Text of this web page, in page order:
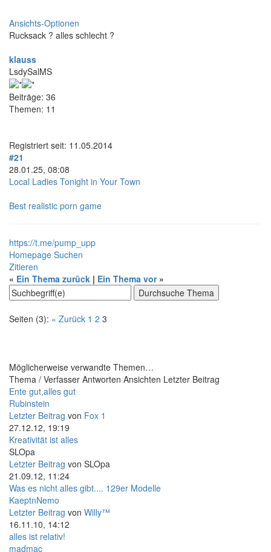
Ansichts-Optionen
Rucksack ? alles schlecht ?
klauss
LsdySalMS
Beiträge: 36
Themen: 11
Registriert seit: 11.05.2014
#21
28.01.25, 08:08
Local Ladies Tonight in Your Town
Best realistic porn game
https://t.me/pump_upp
Homepage Suchen
Zitieren
« Ein Thema zurück | Ein Thema vor»
Seiten (3): « Zurück 1 2 3
Möglicherweise verwandte Themen…
Thema / Verfasser Antworten Ansichten Letzter Beitrag
Ente gut,alles gut
Rubinstein
Letzter Beitrag von Fox 1
27.12.12, 19:19
Kreativität ist alles
SLOpa
Letzter Beitrag von SLOpa
21.09.12, 11:24
Was es nicht alles gibt.... 129er Modelle
KaeptnNemo
Letzter Beitrag von Willy™
16.11.10, 14:12
alles ist relativ!
madmac